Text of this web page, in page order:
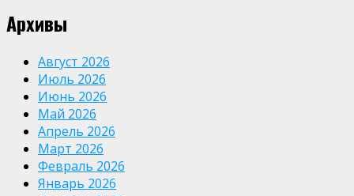
Архивы
Август 2026
Июль 2026
Июнь 2026
Май 2026
Апрель 2026
Март 2026
Февраль 2026
Январь 2026